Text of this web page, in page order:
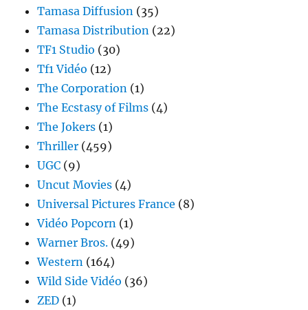
Tamasa Diffusion (35)
Tamasa Distribution (22)
TF1 Studio (30)
Tf1 Vidéo (12)
The Corporation (1)
The Ecstasy of Films (4)
The Jokers (1)
Thriller (459)
UGC (9)
Uncut Movies (4)
Universal Pictures France (8)
Vidéo Popcorn (1)
Warner Bros. (49)
Western (164)
Wild Side Vidéo (36)
ZED (1)